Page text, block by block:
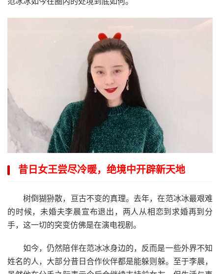
昔日女王尝尽冷暖，绝境中开辟新天地
树倒猢狲散，亘古不变的真理。去年，在范冰冰最艰难
的时候，未婚夫李晨宣布退出，两人从相恋到求婚再到分
手，这一切的突变仿佛是在演电视剧。
如今，仍然陪伴在范冰冰身边的，反而是一些外界不知
姓名的人，大部分昔日合作伙伴都是能躲则躲。至于李晨，